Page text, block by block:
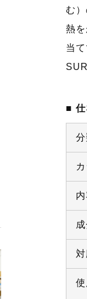
む
熱
当